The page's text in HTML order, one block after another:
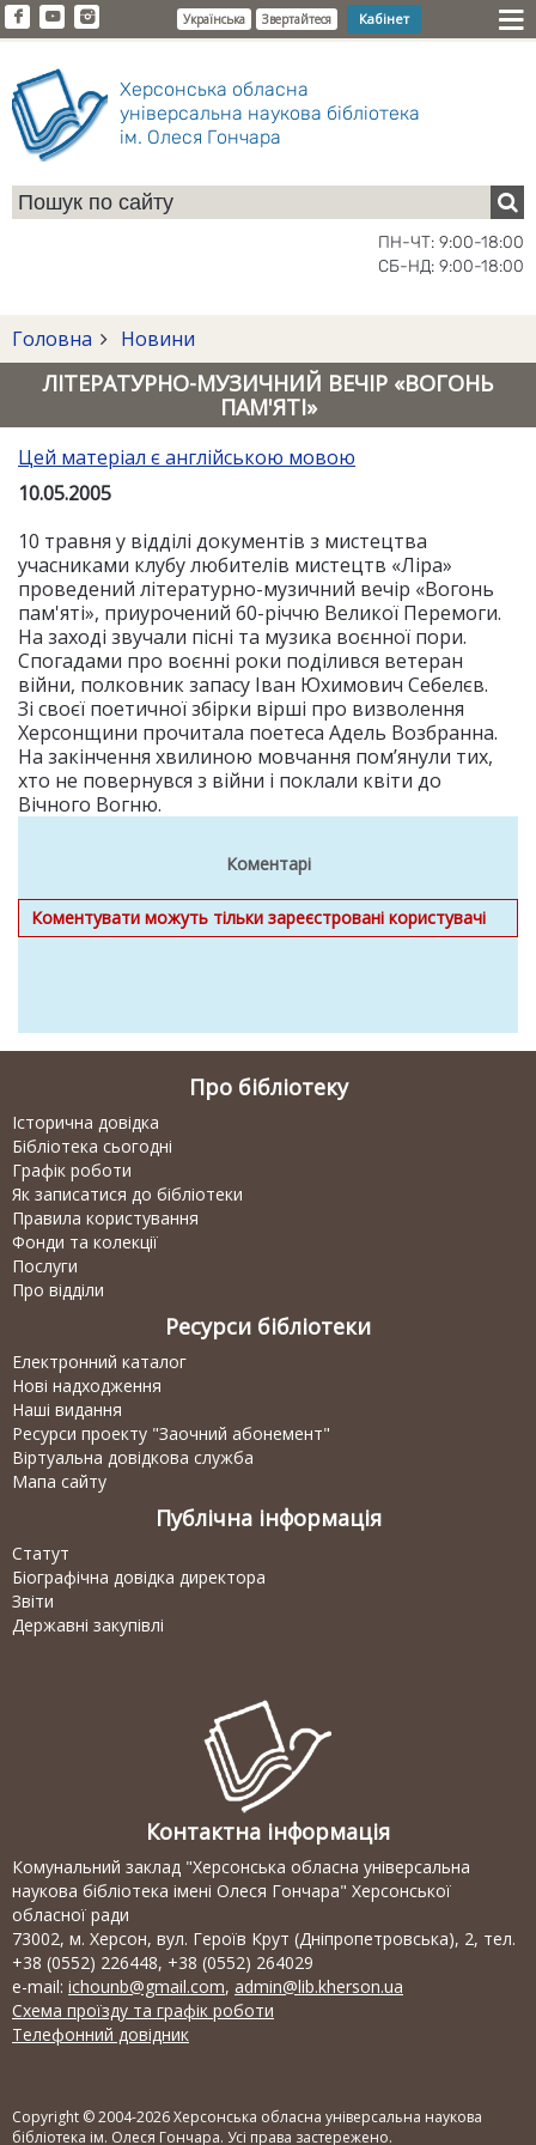
Українська Звертайтеся Кабінет
Херсонська обласна
універсальна наукова бібліотека
ім. Олеся Гончара
ПН-ЧТ: 9:00-18:00
СБ-НД: 9:00-18:00
Головна Новини
ЛІТЕРАТУРНО-МУЗИЧНИЙ ВЕЧІР «ВОГОНЬ
ПАМ'ЯТІ»
Цей матеріал є англійською мовою
10.05.2005
10 травня у відділі документів з мистецтва
учасниками клубу любителів мистецтв «Ліра»
проведений літературно-музичний вечір «Вогонь
пам'яті», приурочений 60-річчю Великої Перемоги.
На заході звучали пісні та музика воєнної пори.
Спогадами про воєнні роки поділився ветеран
війни, полковник запасу Іван Юхимович Себелєв.
Зі своєї поетичної збірки вірші про визволення
Херсонщини прочитала поетеса Адель Возбранна.
На закінчення хвилиною мовчання пом’янули тих,
хто не повернувся з війни і поклали квіти до
Вічного Вогню.
Коментарі
Коментувати можуть тільки зареєстровані користувачі
Про бібліотеку
Історична довідка
Бібліотека сьогодні
Графік роботи
Як записатися до бібліотеки
Правила користування
Фонди та колекції
Послуги
Про відділи
Ресурси бібліотеки
Електронний каталог
Нові надходження
Наші видання
Ресурси проекту "Заочний абонемент"
Віртуальна довідкова служба
Мапа сайту
Публічна інформація
Статут
Біографічна довідка директора
Звіти
Державні закупівлі
Контактна інформація
Комунальний заклад "Херсонська обласна універсальна
наукова бібліотека імені Олеся Гончара" Херсонської
обласної ради
73002, м. Херсон, вул. Героїв Крут (Дніпропетровська), 2, тел.
+38 (0552) 226448, +38 (0552) 264029
e-mail: ichounb@gmail.com, admin@lib.kherson.ua
Схема проїзду та графік роботи
Телефонний довідник
Copyright © 2004-2026 Херсонська обласна універсальна наукова
бібліотека ім. Олеся Гончара. Усі права застережено.